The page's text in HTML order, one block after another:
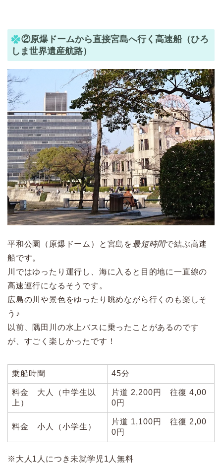
②原爆ドームから直接宮島へ行く高速船（ひろ
しま世界遺産航路）
平和公園（原爆ドーム）と宮島を 最短時間で結ぶ高速
船です。
川ではゆったり運行し、海に入ると目的地に一直線の
高速運行になるそうです。
広島の川や景色をゆったり眺めながら行くのも楽しそ
う♪
以前、隅田川の水上バスに乗ったことがあるのです
が、すごく楽しかったです！
乗船時間 45分
料金 大人（中学生以
上）
片道 2,200円 往復 4,00
0円
料金 小人（小学生）
片道 1,100円 往復 2,00
0円
※大人1人につき未就学児1人無料